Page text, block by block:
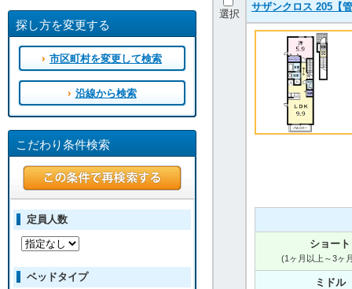
選択
サザンクロス 205【
ショート
(1ヶ月以上～3ヶ
ミドル
探し方を変更する
市区町村を変更して検索
沿線から検索
こだわり条件検索
定員人数
ベッドタイプ